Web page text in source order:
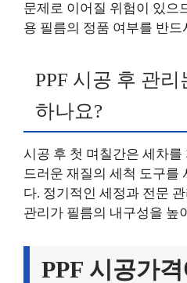
문제로 이어질 위험이 있으
용 필름의 정품 여부를 반
PPF 시공 후 관
하나요?
시공 후 첫 며칠간은 세차
드러운 재질의 세척 도구를
다. 정기적인 세정과 전문
관리가 필름의 내구성을 높
PPF 시공가